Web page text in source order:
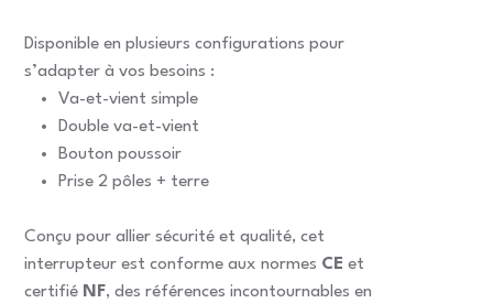
Disponible en plusieurs configurations pour
s’adapter à vos besoins :
Va-et-vient simple
Double va-et-vient
Bouton poussoir
Prise 2 pôles + terre
Conçu pour allier sécurité et qualité, cet
interrupteur est conforme aux normes CE et
certifié NF, des références incontournables en